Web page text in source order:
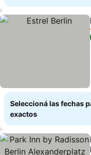
Seleccioná las fechas
exactos